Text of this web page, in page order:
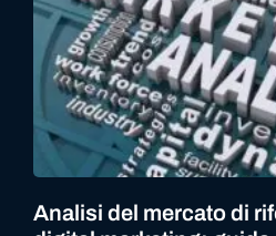
Analisi del mercato di